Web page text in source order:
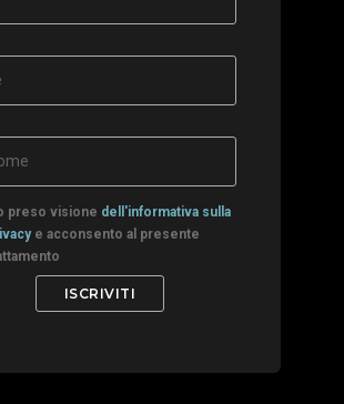
preso visione dell'informativa sulla
e acconsento al presente